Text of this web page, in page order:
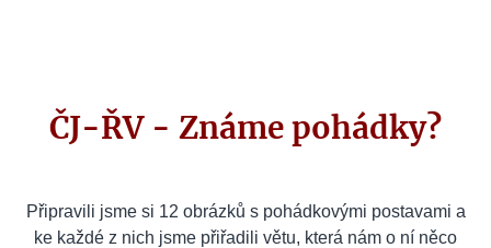
ČJ-ŘV - Známe pohádky?
Připravili jsme si 12 obrázků s pohádkovými postavami a
ke každé z nich jsme přiřadili větu, která nám o ní něco